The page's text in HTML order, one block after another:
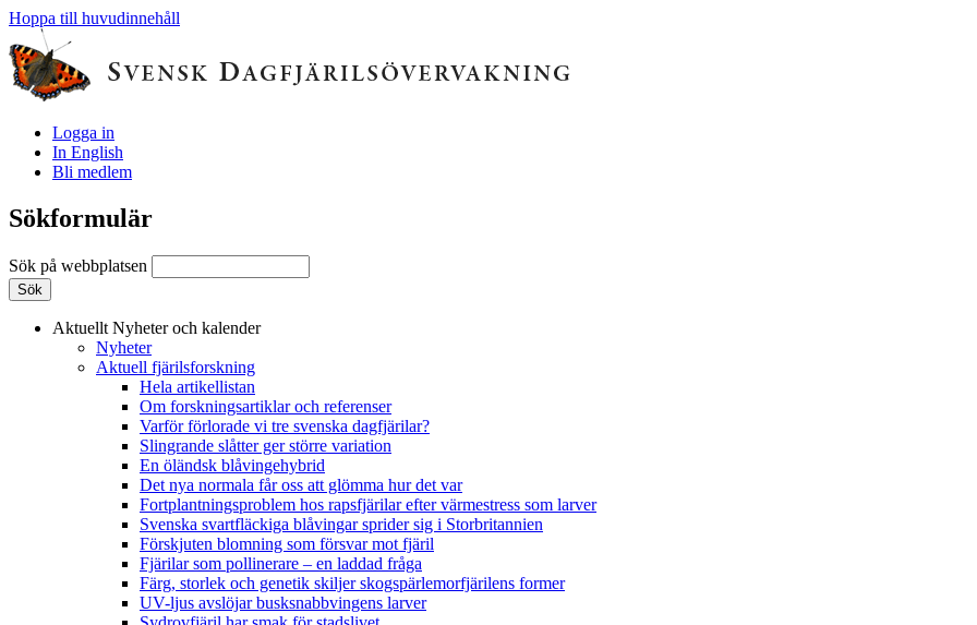
Hoppa till huvudinnehåll
Logga in
In English
Bli medlem
Sökformulär
Sök på webbplatsen
Aktuellt Nyheter och kalender
Nyheter
Aktuell fjärilsforskning
Hela artikellistan
Om forskningsartiklar och referenser
Varför förlorade vi tre svenska dagfjärilar?
Slingrande slåtter ger större variation
En öländsk blåvingehybrid
Det nya normala får oss att glömma hur det var
Fortplantningsproblem hos rapsfjärilar efter värmestress som larver
Svenska svartfläckiga blåvingar sprider sig i Storbritannien
Förskjuten blomning som försvar mot fjäril
Fjärilar som pollinerare – en laddad fråga
Färg, storlek och genetik skiljer skogspärlemorfjärilens former
UV-ljus avslöjar busksnabbvingens larver